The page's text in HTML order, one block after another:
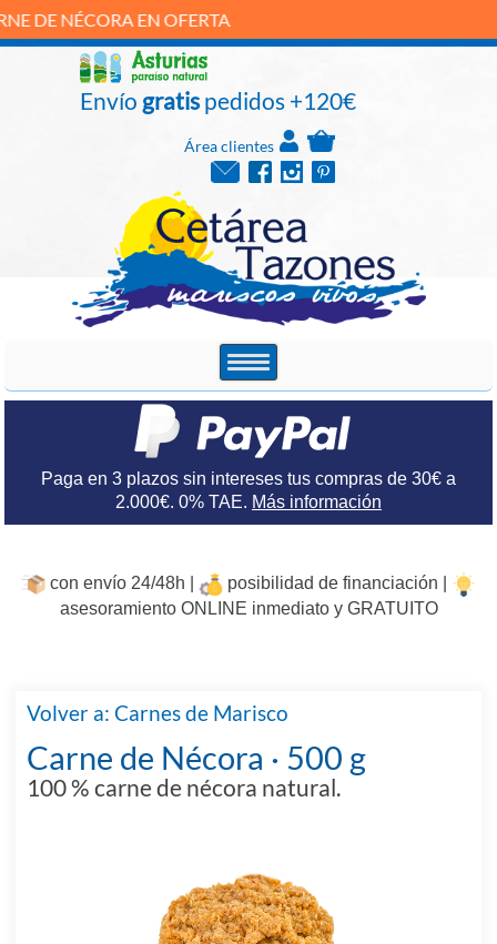
EN OFERTA
Envío gratispedidos +120€
Área clientes
Paga en 3 plazos sin intereses tus compras de 30€ a
2.000€. 0% TAE. Más información
con envío 24/48h |
posibilidad de financiación |
asesoramiento ONLINE inmediato y GRATUITO
Volver a: Carnes de Marisco
Carne de Nécora · 500 g
100 % carne de nécora natural.